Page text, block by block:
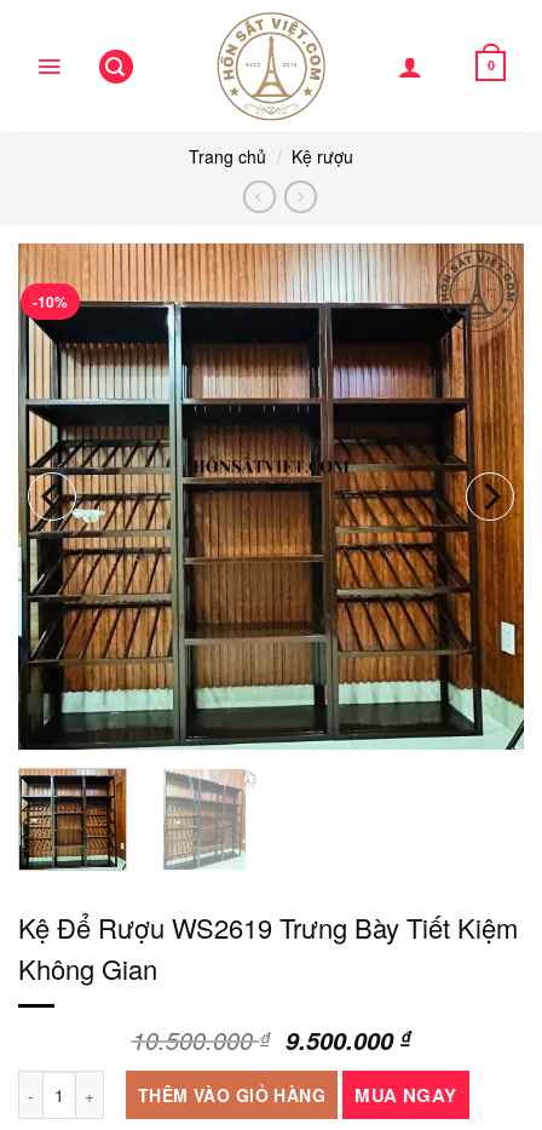
content
0
Trang chủ / Kệ rượu
-10%
Kệ Để Rượu WS2619 Trưng Bày Tiết Kiệm
Không Gian
10.500.000₫ Giá
gốc
là:
10.500.000 ₫.
9.500.000 ₫Giá
hiện
tại
là:
Kệ Để Rượu WS2619 Trưng Bày Tiết Kiệm Không Gian số lượng
THÊM VÀO GIỎ HÀNG MUA NGAY